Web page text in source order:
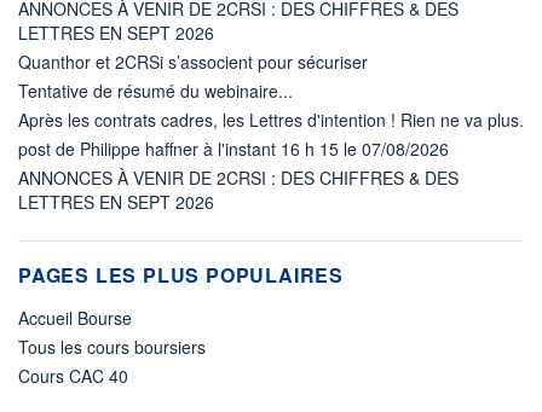
ANNONCES À VENIR DE 2CRSI : DES CHIFFRES & DES
LETTRES EN SEPT 2026
Quanthor et 2CRSi s’associent pour sécuriser
Tentative de résumé du webinaire...
Après les contrats cadres, les Lettres d'intention ! Rien ne va plus.
post de Philippe haffner à l'instant 16 h 15 le 07/08/2026
ANNONCES À VENIR DE 2CRSI : DES CHIFFRES & DES
LETTRES EN SEPT 2026
PAGES LES PLUS POPULAIRES
Accueil Bourse
Tous les cours boursiers
Cours CAC 40